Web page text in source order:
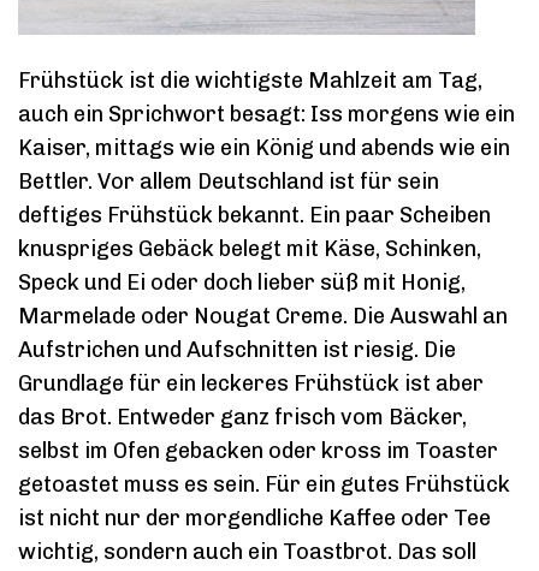
Frühstück ist die wichtigste Mahlzeit am Tag,
auch ein Sprichwort besagt: Iss morgens wie ein
Kaiser, mittags wie ein König und abends wie ein
Bettler. Vor allem Deutschland ist für sein
deftiges Frühstück bekannt. Ein paar Scheiben
knuspriges Gebäck belegt mit Käse, Schinken,
Speck und Ei oder doch lieber süß mit Honig,
Marmelade oder Nougat Creme. Die Auswahl an
Aufstrichen und Aufschnitten ist riesig. Die
Grundlage für ein leckeres Frühstück ist aber
das Brot. Entweder ganz frisch vom Bäcker,
selbst im Ofen gebacken oder kross im Toaster
getoastet muss es sein. Für ein gutes Frühstück
ist nicht nur der morgendliche Kaffee oder Tee
wichtig, sondern auch ein Toastbrot. Das soll